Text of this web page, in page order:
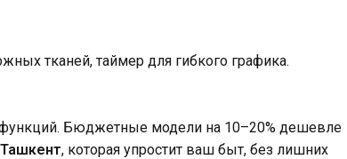
тканей, таймер для гибкого графика.
Бюджетные модели на 10–20% дешевле
, которая упростит ваш быт, без лишних